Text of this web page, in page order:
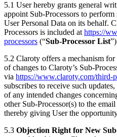
5.1 User hereby grants general
appoint Sub-Processors to
User Personal Data on its behalf.
Processors is included at https://
processors (“Sub-Processor List
5.2 Claroty offers a mechanism
of changes to Claroty’s Sub-
via https://www.claroty.com/third-
subscribes to receive such
of any intended changes
other Sub-Processor(s) to the
thereby giving User the
5.3 Objection Right for New